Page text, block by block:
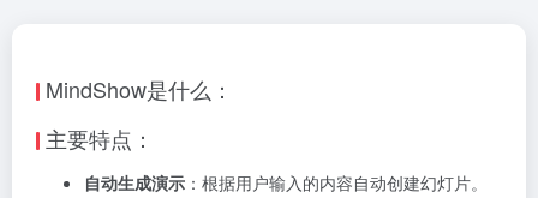
MindShow是什么：
主要特点：
自动生成演示 ：根据用户输入的内容自动创建幻灯片。